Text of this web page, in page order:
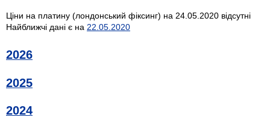
Ціни на платину (лондонський фіксинг) на 24.05.2020 відсутні
Найближчі дані є на 22.05.2020
2026
2025
2024